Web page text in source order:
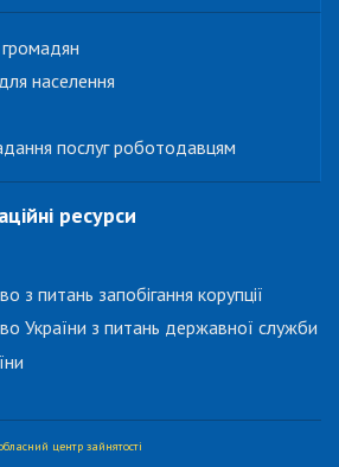
населення
послуг роботодавцям
ресурси
з питань запобігання корупції
України з питань державної служби
центр зайнятості